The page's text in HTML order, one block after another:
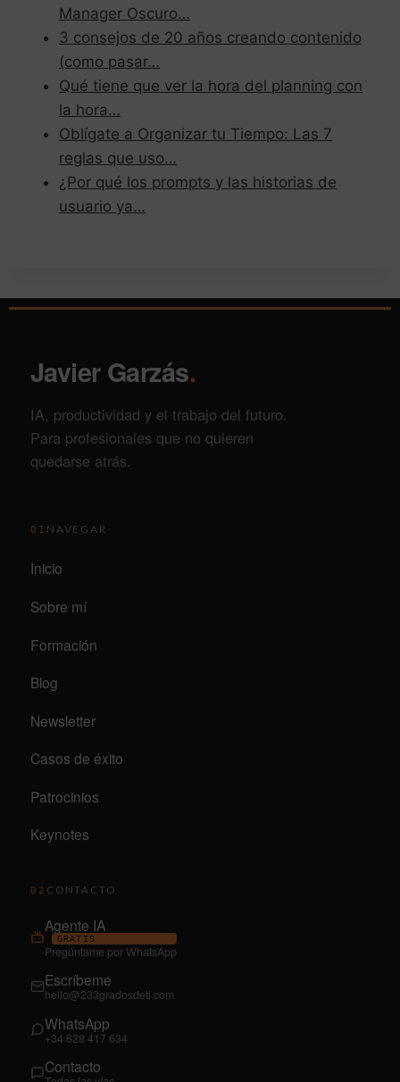
Manager Oscuro…
3 consejos de 20 años creando contenido
(como pasar…
Qué tiene que ver la hora del planning con
la hora…
Oblígate a Organizar tu Tiempo: Las 7
reglas que uso…
¿Por qué los prompts y las historias de
usuario ya…
Javier Garzás.
IA, productividad y el trabajo del futuro.
Para profesionales que no quieren
quedarse atrás.
01 NAVEGAR
Inicio
Sobre mí
Formación
Blog
Newsletter
Casos de éxito
Patrocinios
Keynotes
02 CONTACTO
Agente IA
GRATIS
Pregúntame por WhatsApp
Escríbeme
hello@233gradosdeti.com
WhatsApp
+34 628 417 634
Contacto